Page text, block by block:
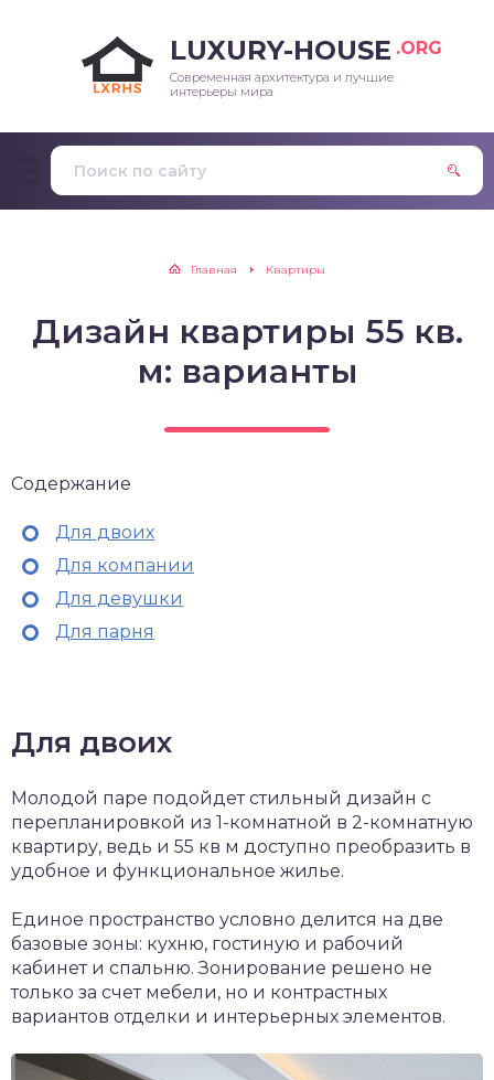
LUXURY-HOUSE .ORG
Современная архитектура и лучшие
интерьеры мира
Главная Квартиры
Дизайн квартиры 55 кв.
м: варианты
Содержание
Для двоих
Для компании
Для девушки
Для парня
Для двоих
Молодой паре подойдет стильный дизайн с
перепланировкой из 1-комнатной в 2-комнатную
квартиру, ведь и 55 кв м доступно преобразить в
удобное и функциональное жилье.
Единое пространство условно делится на две
базовые зоны: кухню, гостиную и рабочий
кабинет и спальню. Зонирование решено не
только за счет мебели, но и контрастных
вариантов отделки и интерьерных элементов.